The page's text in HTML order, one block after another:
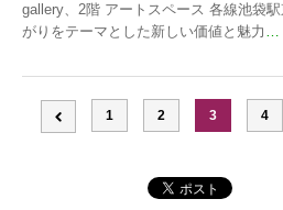
gallery、2階 アートスペース 各線池袋
がりをテーマとした新しい価値と魅⼒ …
1 2 3 4